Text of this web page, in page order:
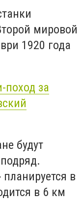
мировой
1920 года
поход за
будут
в
в 6 км